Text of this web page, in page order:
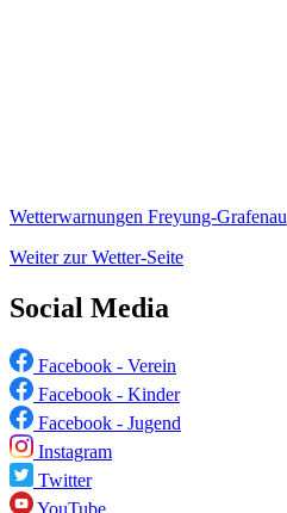
Wetterwarnungen Freyung-Grafenau
Weiter zur Wetter-Seite
Social Media
Facebook - Verein
Facebook - Kinder
Facebook - Jugend
Instagram
Twitter
YouTube